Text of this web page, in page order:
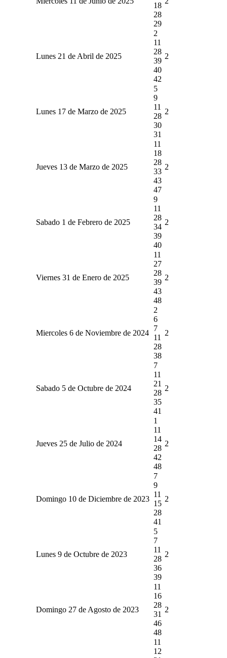
18
28
29
Lunes 21 de Abril de 2025
2
11
28
39
40
42
2
Lunes 17 de Marzo de 2025
5
9
11
28
30
31
2
Jueves 13 de Marzo de 2025
11
18
28
33
43
47
2
Sabado 1 de Febrero de 2025
9
11
28
34
39
40
2
Viernes 31 de Enero de 2025
11
27
28
39
43
48
2
Miercoles 6 de Noviembre de 2024
2
6
7
11
28
38
2
Sabado 5 de Octubre de 2024
7
11
21
28
35
41
2
Jueves 25 de Julio de 2024
1
11
14
28
42
48
2
Domingo 10 de Diciembre de 2023
7
9
11
15
28
41
2
Lunes 9 de Octubre de 2023
5
7
11
28
36
39
2
Domingo 27 de Agosto de 2023
11
16
28
31
46
48
2
11
12